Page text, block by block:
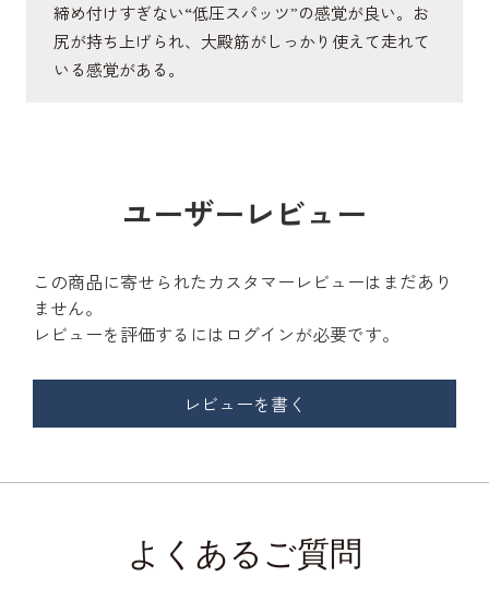
締め付けすぎない“低圧スパッツ”の感覚が良い。お
尻が持ち上げられ、大殿筋がしっかり使えて走れて
いる感覚がある。
ユーザーレビュー
この商品に寄せられたカスタマーレビューはまだあり
ません。
レビューを評価するには ログインが必要です。
レビューを書く
よくあるご質問